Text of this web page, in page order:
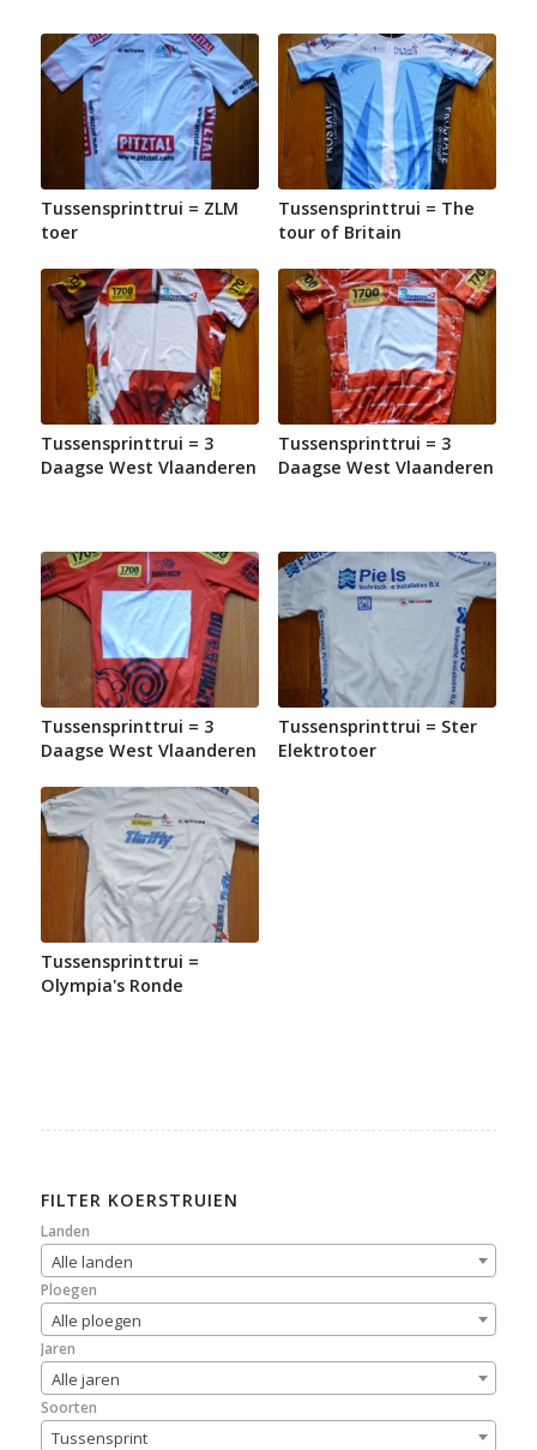
Tussensprinttrui = ZLM
toer
Tussensprinttrui = The
tour of Britain
Tussensprinttrui = 3
Daagse West Vlaanderen
Tussensprinttrui = 3
Daagse West Vlaanderen
Tussensprinttrui = 3
Daagse West Vlaanderen
Tussensprinttrui = Ster
Elektrotoer
Tussensprinttrui =
Olympia's Ronde
FILTER KOERSTRUIEN
Landen
Alle landen
Ploegen
Alle ploegen
Jaren
Alle jaren
Soorten
Tussensprint